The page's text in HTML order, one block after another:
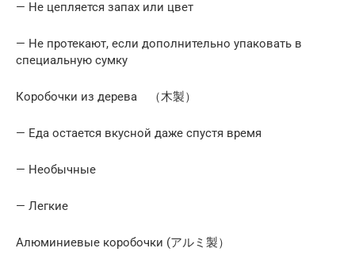
— Не цепляется запах или цвет
— Не протекают, если дополнительно упаковать в
специальную сумку
Коробочки из дерева （木製）
— Еда остается вкусной даже спустя время
— Необычные
— Легкие
Алюминиевые коробочки (アルミ製）